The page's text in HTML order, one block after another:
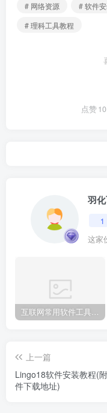
# 网络资源
# 软件
# 理科工具教程
点赞10
羽
1
这家
互联网常用软件工具资源汇总贴
上一篇
Lingo18软件安装教程(
件下载地址)